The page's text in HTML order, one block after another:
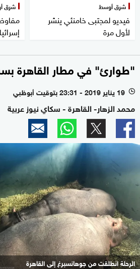
شرق أوسط
فيديو لمجتبى خامنئي ينشر
لأول مرة
شرق
"طوارئ" في مطار القاهرة
l 19 يناير 2019 - 23:31 بتوقيت أبوظبي
محمد الزهار- القاهرة - سكاي نيوز عربية
الرحلة انطلقت من جوهانسبرغ إلى القاهرة